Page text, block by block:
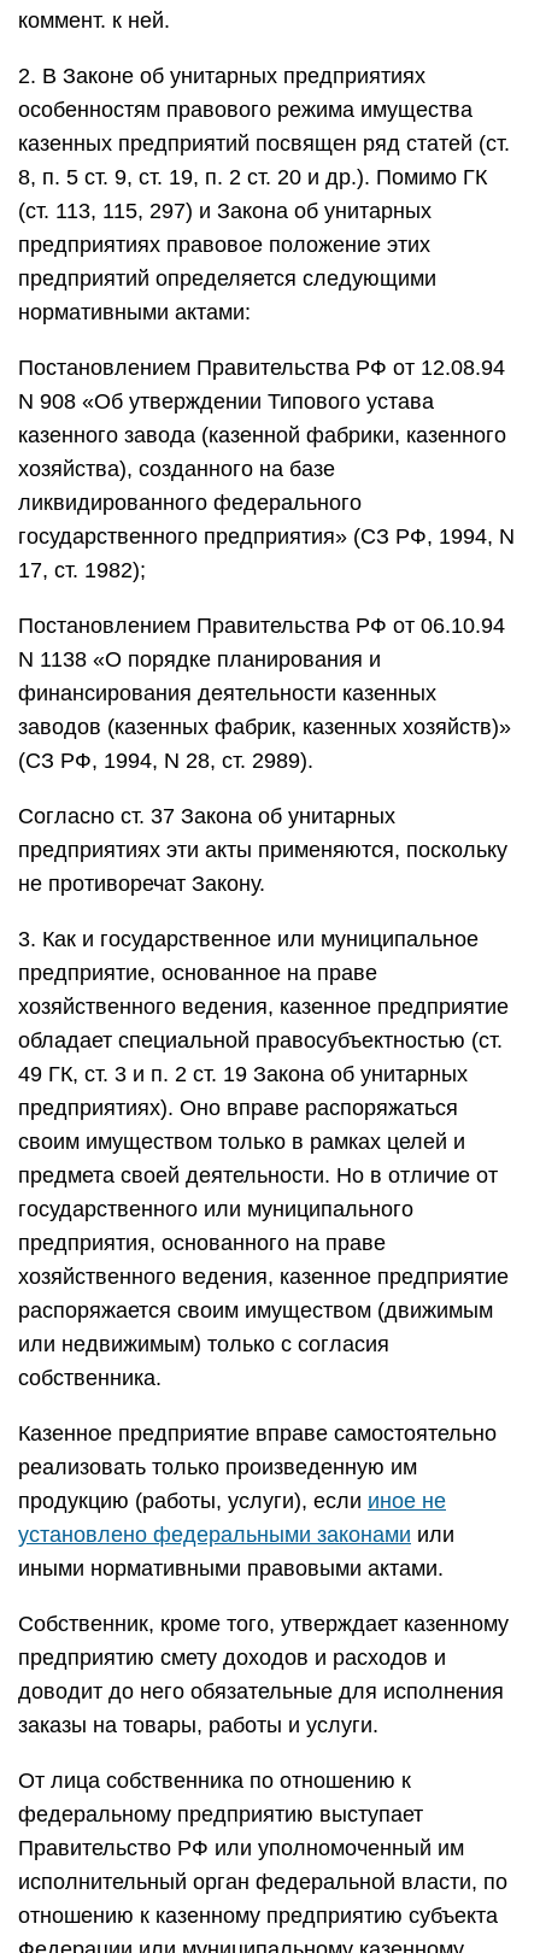
коммент. к ней.
2. В Законе об унитарных предприятиях
особенностям правового режима имущества
казенных предприятий посвящен ряд статей (ст.
8, п. 5 ст. 9, ст. 19, п. 2 ст. 20 и др.). Помимо ГК
(ст. 113, 115, 297) и Закона об унитарных
предприятиях правовое положение этих
предприятий определяется следующими
нормативными актами:
Постановлением Правительства РФ от 12.08.94
N 908 «Об утверждении Типового устава
казенного завода (казенной фабрики, казенного
хозяйства), созданного на базе
ликвидированного федерального
государственного предприятия» (СЗ РФ, 1994, N
17, ст. 1982);
Постановлением Правительства РФ от 06.10.94
N 1138 «О порядке планирования и
финансирования деятельности казенных
заводов (казенных фабрик, казенных хозяйств)»
(СЗ РФ, 1994, N 28, ст. 2989).
Согласно ст. 37 Закона об унитарных
предприятиях эти акты применяются, поскольку
не противоречат Закону.
3. Как и государственное или муниципальное
предприятие, основанное на праве
хозяйственного ведения, казенное предприятие
обладает специальной правосубъектностью (ст.
49 ГК, ст. 3 и п. 2 ст. 19 Закона об унитарных
предприятиях). Оно вправе распоряжаться
своим имуществом только в рамках целей и
предмета своей деятельности. Но в отличие от
государственного или муниципального
предприятия, основанного на праве
хозяйственного ведения, казенное предприятие
распоряжается своим имуществом (движимым
или недвижимым) только с согласия
собственника.
Казенное предприятие вправе самостоятельно
реализовать только произведенную им
продукцию (работы, услуги), если иное не
установлено федеральными законами или
иными нормативными правовыми актами.
Собственник, кроме того, утверждает казенному
предприятию смету доходов и расходов и
доводит до него обязательные для исполнения
заказы на товары, работы и услуги.
От лица собственника по отношению к
федеральному предприятию выступает
Правительство РФ или уполномоченный им
исполнительный орган федеральной власти, по
отношению к казенному предприятию субъекта